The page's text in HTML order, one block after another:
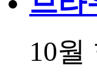
10